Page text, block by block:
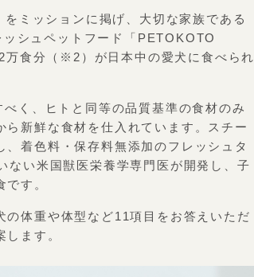
ミッションに掲げ、大切な家族である
シュペットフード「PETOKOTO
万食分（※2）が日本中の愛犬に食べられ
く、ヒトと同等の品質基準の食材のみ
新鮮な食材を仕入れています。スチー
着色料・保存料無添加のフレッシュタ
ない米国獣医栄養学専門医が開発し、子
す。
の体重や体型など11項目をお答えいただ
ます。